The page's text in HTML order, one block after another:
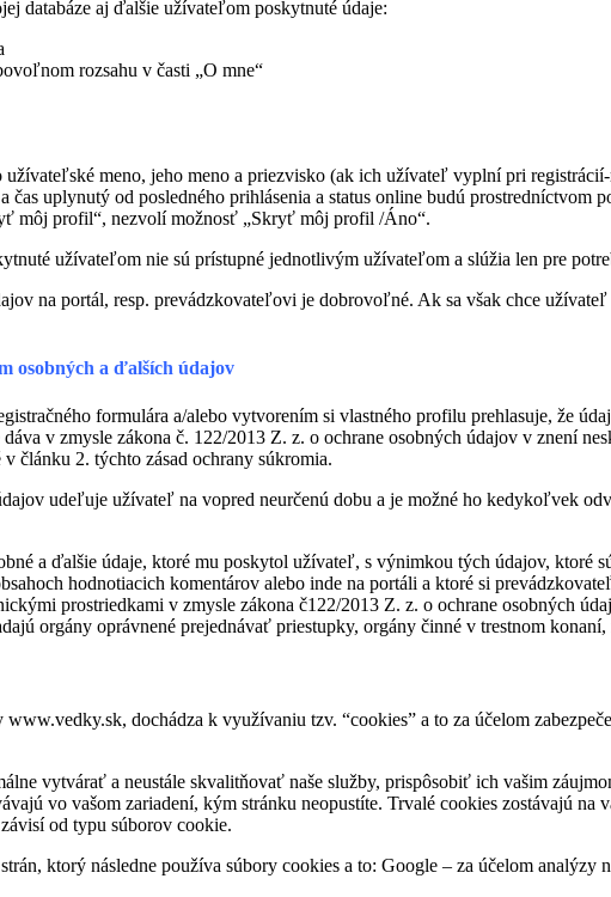
databáze aj ďalšie užívateľom poskytnuté údaje:
rozsahu v časti „O mne“
meno, jeho meno a priezvisko (ak ich užívateľ vyplní pri
čas uplynutý od posledného prihlásenia a status online budú
môj profil“, nezvolí možnosť „Skryť môj profil /Áno“.
užívateľom nie sú prístupné jednotlivým užívateľom a slúžia len pre
na portál, resp. prevádzkovateľovi je dobrovoľné. Ak sa však chce
osobných a ďalších údajov
formulára a/alebo vytvorením si vlastného profilu prehlasuje, že
v zmysle zákona č. 122/2013 Z. z. o ochrane osobných údajov v znení
článku 2. týchto zásad ochrany súkromia.
udeľuje užívateľ na vopred neurčenú dobu a je možné ho kedykoľvek
a ďalšie údaje, ktoré mu poskytol užívateľ, s výnimkou tých údajov,
hodnotiacich komentárov alebo inde na portáli a ktoré si
prostriedkami v zmysle zákona č122/2013 Z. z. o ochrane osobných
orgány oprávnené prejednávať priestupky, orgány činné v trestnom
dochádza k využívaniu tzv. “cookies” a to za účelom
vytvárať a neustále skvalitňovať naše služby, prispôsobiť ich vašim
vo vašom zariadení, kým stránku neopustíte. Trvalé cookies zostávajú
od typu súborov cookie.
ktorý následne používa súbory cookies a to: Google – za účelom analýzy